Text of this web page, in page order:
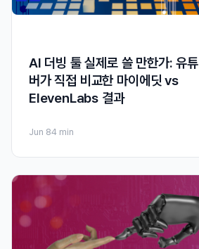
AI 더빙 툴 실제로 쓸 만한가: 유튜
버가 직접 비교한 마이에딧 vs
ElevenLabs 결과
Jun 84 min